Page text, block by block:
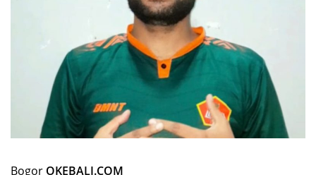
Bogor OKEBALI.COM